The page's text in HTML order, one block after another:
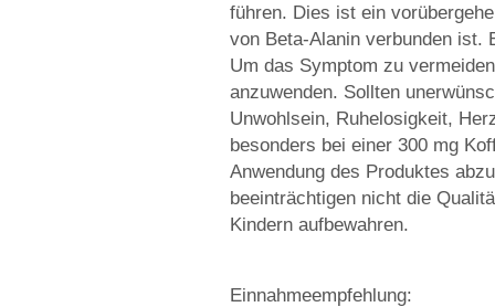
führen. Dies ist ein
von Beta-Alanin verbunden ist.
Um das Symptom zu
anzuwenden. Sollten
Unwohlsein, Ruhelosigkeit,
besonders bei einer 300 mg
Anwendung des Produktes
beeinträchtigen nicht die
Kindern aufbewahren.
Einnahmeempfehlung: